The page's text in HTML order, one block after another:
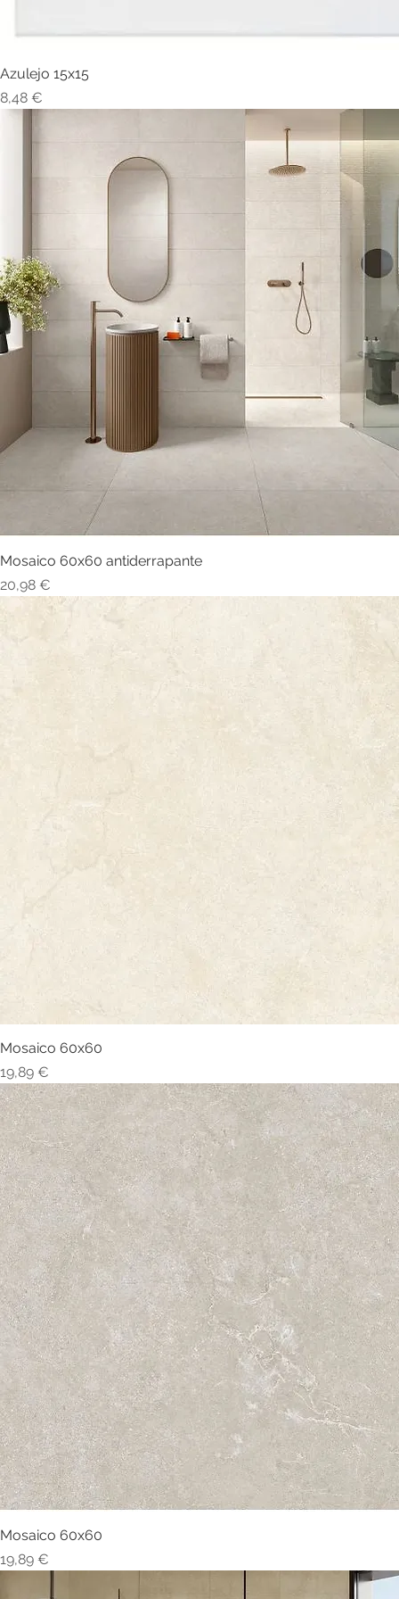
Azulejo 15x15
Preço
8,48 €
Visualização rápida
Mosaico 60x60 antiderrapante
Preço
20,98 €
Mosaico 60x60
Preço
19,89 €
Mosaico 60x60
Preço
19,89 €